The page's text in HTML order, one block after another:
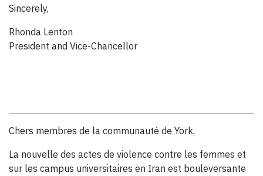
Sincerely,
Rhonda Lenton
President and Vice-Chancellor
Chers membres de la communauté de York,
La nouvelle des actes de violence contre les femmes et
sur les campus universitaires en Iran est bouleversante